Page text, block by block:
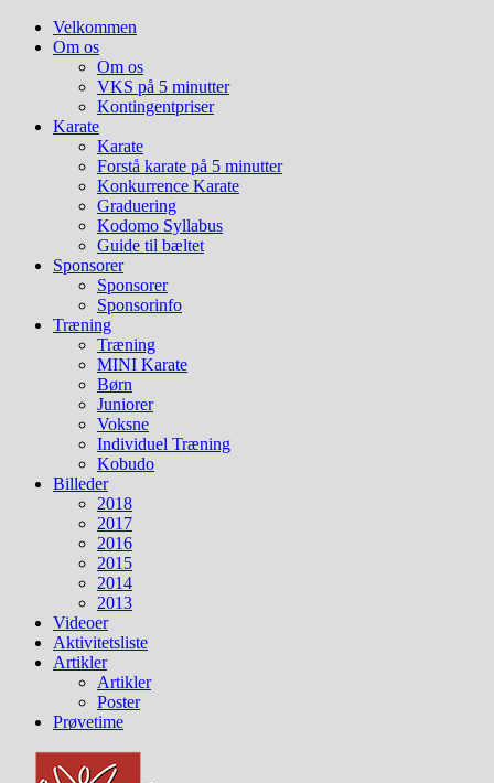
Hop
Velkommen
Om os
Om os
VKS på 5 minutter
Kontingentpriser
Karate
Karate
Forstå karate på 5 minutter
Konkurrence Karate
Graduering
Kodomo Syllabus
Guide til bæltet
Sponsorer
Sponsorer
Sponsorinfo
Træning
Træning
MINI Karate
Børn
Juniorer
Voksne
Individuel Træning
Kobudo
Billeder
2018
2017
2016
2015
2014
2013
Videoer
Aktivitetsliste
Artikler
Artikler
Poster
Prøvetime